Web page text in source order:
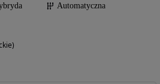
Automatyczna